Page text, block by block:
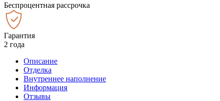
Беспроцентная рассрочка
Гарантия
2 года
Описание
Отделка
Внутреннее наполнение
Информация
Отзывы